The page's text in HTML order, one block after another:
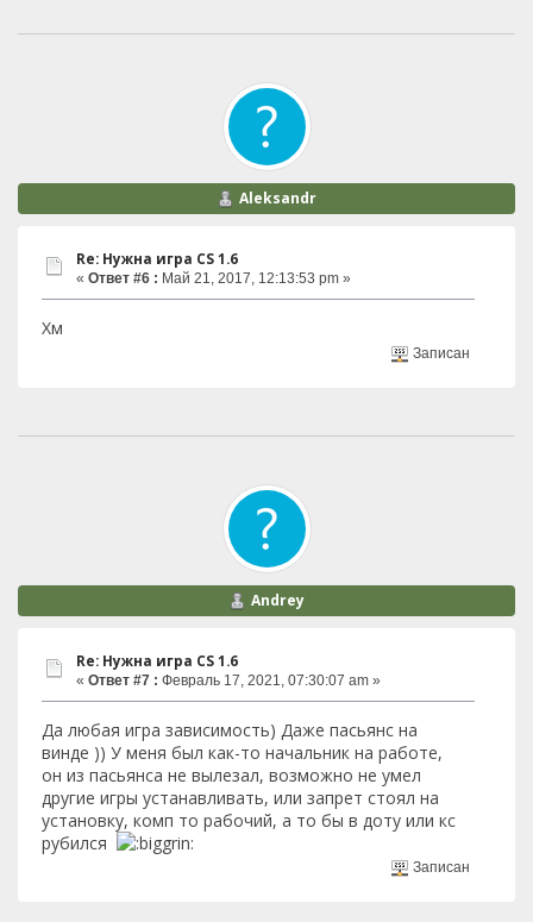
Aleksandr
Re: Нужна игра СS 1.6
« Ответ #6 : Май 21, 2017, 12:13:53 pm »
Хм
Записан
Andrey
Re: Нужна игра СS 1.6
« Ответ #7 : Февраль 17, 2021, 07:30:07 am »
Да любая игра зависимость) Даже пасьянс на
винде )) У меня был как-то начальник на работе,
он из пасьянса не вылезал, возможно не умел
другие игры устанавливать, или запрет стоял на
установку, комп то рабочий, а то бы в доту или кс
рубился
Записан